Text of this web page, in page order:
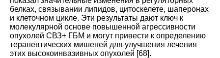
белках, связывании липидов, цитоскелете, шаперонах
и клеточном цикле. Эти результаты дают ключ к
молекулярной основе повышенной агрессивности
опухолей СВЗ+ ГБМ и могут привести к определению
терапевтических мишеней для улучшения лечения
этих высокоинвазивных опухолей [68].